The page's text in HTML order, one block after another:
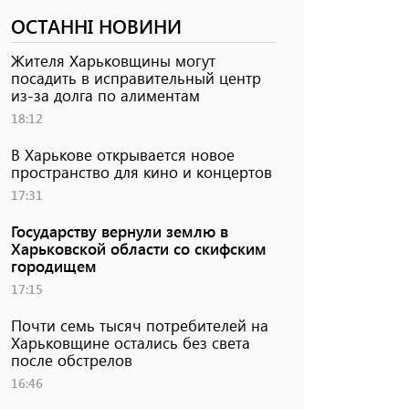
ОСТАННІ НОВИНИ
Жителя Харьковщины могут
посадить в исправительный центр
из-за долга по алиментам
18:12
В Харькове открывается новое
пространство для кино и концертов
17:31
Государству вернули землю в
Харьковской области со скифским
городищем
17:15
Почти семь тысяч потребителей на
Харьковщине остались без света
после обстрелов
16:46